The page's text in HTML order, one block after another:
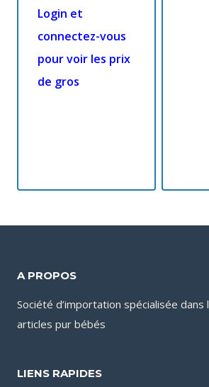
Login et
connectez-vous
pour voir les prix
de gros
A PROPOS
Société d’importation spécialisée
articles pur bébés
LIENS RAPIDES